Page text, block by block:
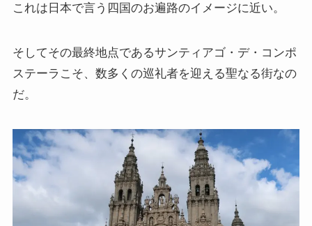
紛争
おすすめマルクス・エンゲルス伝記
マルクス・エンゲルス著作と関連作品
これは日本で言う四国のお遍路のイメージに近い。
そしてその最終地点であるサンティアゴ・デ・コンポ
ステーラこそ、数多くの巡礼者を迎える聖なる街なの
だ。